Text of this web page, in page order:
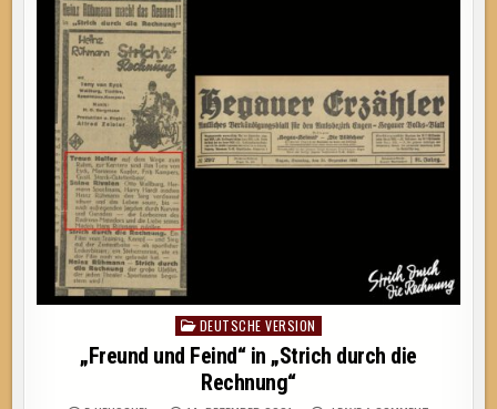
Posted
in
DEUTSCHE VERSION
„Freund und Feind“ in „Strich durch die
Rechnung“